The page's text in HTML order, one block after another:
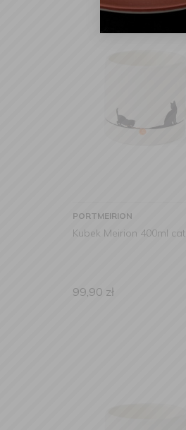
PORTMEIRION
Kubek Meirion 400ml cat
99,90 zł